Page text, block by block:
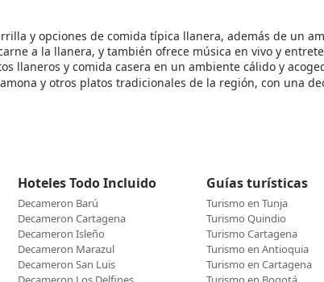
y opciones de comida típica llanera, además de un
a la llanera, y también ofrece música en vivo y
llaneros y comida casera en un ambiente cálido y
y otros platos tradicionales de la región, con una
Hoteles Todo Incluido
Decameron Barú
Decameron Cartagena
Decameron Isleño
Decameron Marazul
Decameron San Luis
Guías turísticas
Turismo en Tunja
Turismo Quindio
Turismo Cartagena
Turismo en Antioquia
Turismo en Cartagena